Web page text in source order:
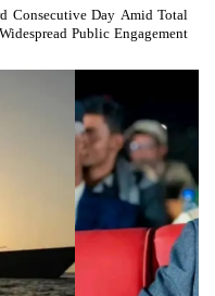
Consecutive Day Amid Total
Public Engagement.